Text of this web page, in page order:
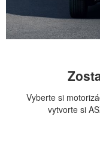
Vyberte si
vytvorte si